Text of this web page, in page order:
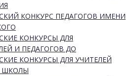
КОНКУРС ПЕДАГОГОВ ИМЕНИ
КОНКУРСЫ ДЛЯ
И ПЕДАГОГОВ ДО
КОНКУРСЫ ДЛЯ УЧИТЕЛЕЙ
ШКОЛЫ